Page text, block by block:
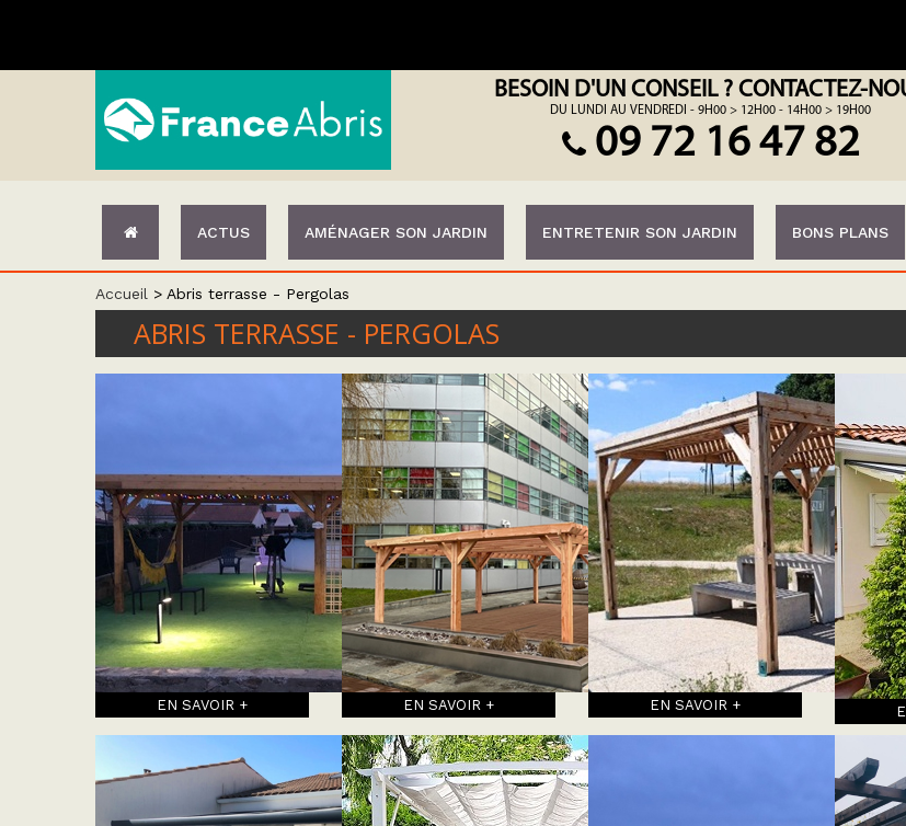
BESOIN D'UN CONSEIL ? CONTACTEZ-
DU LUNDI AU VENDREDI - 9H00 > 12H00 - 14H00 > 19H00
09 72 16 47 82
ACTUS AMÉNAGER SON JARDIN ENTRETENIR SON JARDIN BONS PLANS
Accueil > Abris terrasse - Pergolas
ABRIS TERRASSE - PERGOLAS
EN SAVOIR + EN SAVOIR + EN SAVOIR +